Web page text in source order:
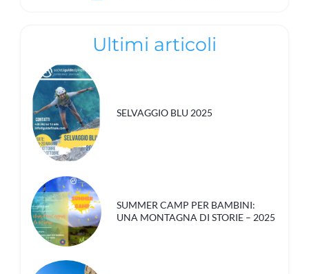
Ultimi articoli
SELVAGGIO BLU 2025
SUMMER CAMP PER BAMBINI:
UNA MONTAGNA DI STORIE – 2025